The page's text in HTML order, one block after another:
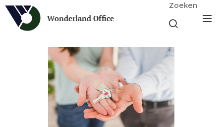
Wonderland Office
Zoeken